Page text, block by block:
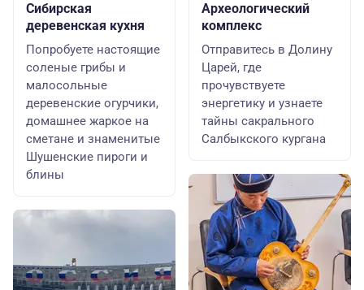
Сибирская
деревенская кухня
Попробуете настоящие
соленые грибы и
малосольные
деревенские огурчики,
домашнее жаркое на
сметане и знаменитые
Шушенские пироги и
блины
Археологический
комплекс
Отправитесь в Долину
Царей, где
прочувствуете
энергетику и узнаете
тайны сакрального
Салбыкского кургана